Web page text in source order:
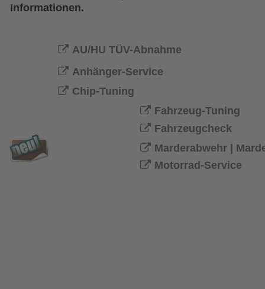
 Anhänger-Service
 Chip-Tuning
Fahrzeugcheck
Fahrzeug-Tuning
Marderabwehr | Marder STOP&GO
Informationen.
 AU/HU TÜV-Abnahme
Motorrad-Service